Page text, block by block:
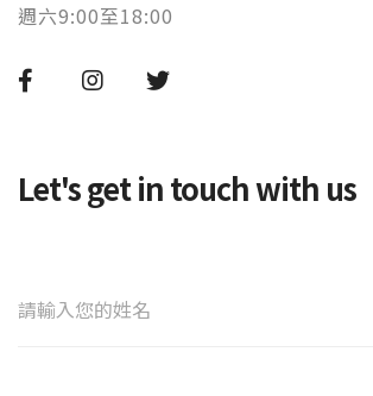
週六9:00至18:00
Let's get in touch with us